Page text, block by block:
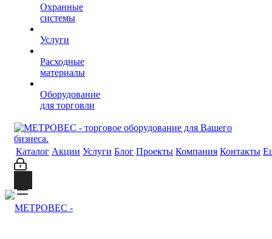
Охранные
системы
Услуги
Расходные
материалы
Оборудование
для торговли
Каталог Акции Услуги Блог Проекты Компания Контакты